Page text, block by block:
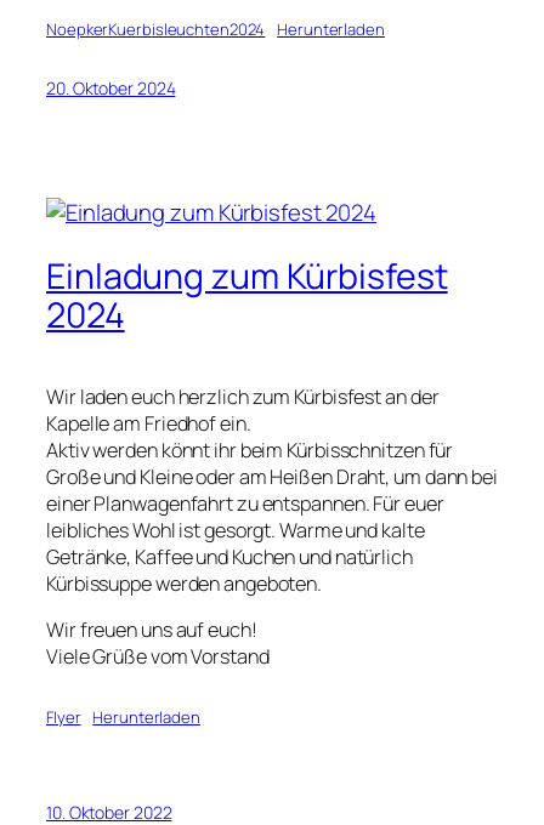
NoepkerKuerbisleuchten2024 Herunterladen
20. Oktober 2024
Einladung zum Kürbisfest
2024
Wir laden euch herzlich zum Kürbisfest an der
Kapelle am Friedhof ein.
Aktiv werden könnt ihr beim Kürbisschnitzen für
Große und Kleine oder am Heißen Draht, um dann bei
einer Planwagenfahrt zu entspannen. Für euer
leibliches Wohl ist gesorgt. Warme und kalte
Getränke, Kaffee und Kuchen und natürlich
Kürbissuppe werden angeboten.
Wir freuen uns auf euch!
Viele Grüße vom Vorstand
Flyer Herunterladen
10. Oktober 2022